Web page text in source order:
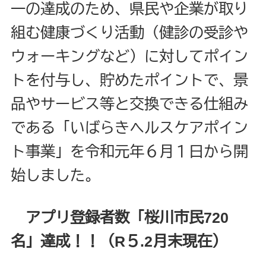
一の達成のため、県民や企業が取り
組む健康づくり活動（健診の受診や
ウォーキングなど）に対してポイン
トを付与し、貯めたポイントで、景
品やサービス等と交換できる仕組み
である「いばらきヘルスケアポイン
ト事業」を令和元年６月１日から開
始しました。
アプリ登録者数「桜川市民720
名」達成！！（R５.2月末現在）